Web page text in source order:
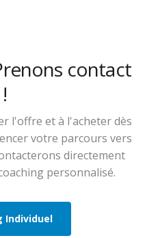
contact
!
l'offre et à l'acheter dès
votre parcours vers
directement
personnalisé.
Individuel